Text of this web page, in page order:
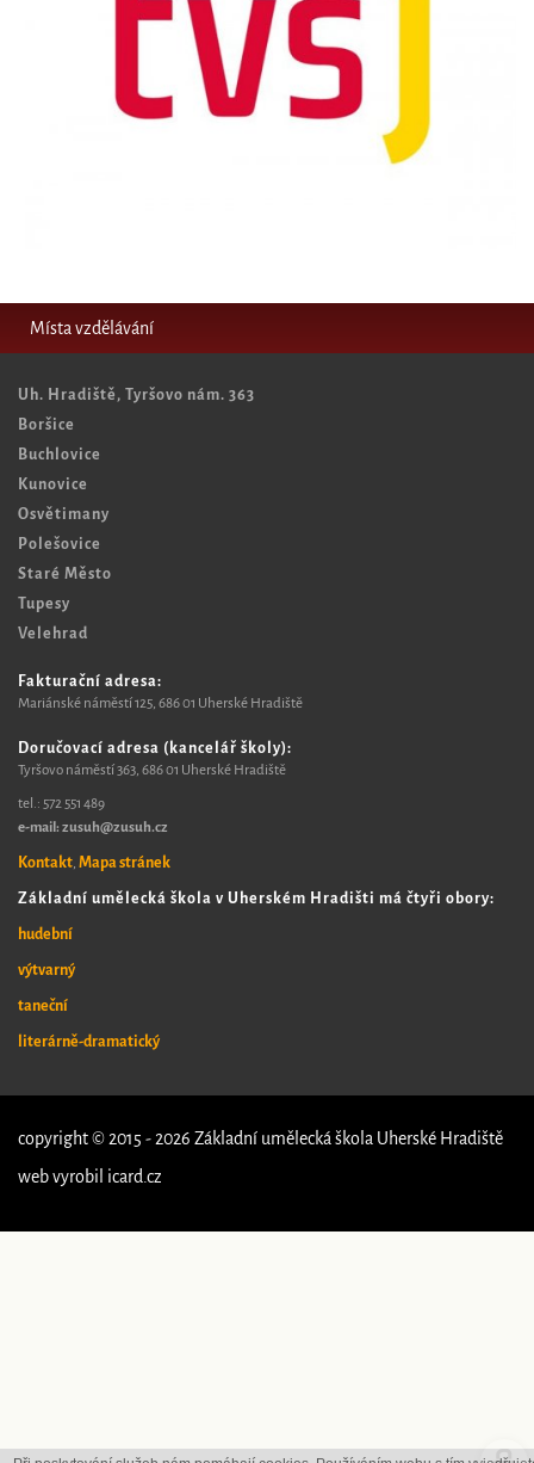
Místa vzdělávání
Uh. Hradiště, Tyršovo nám. 363
Boršice
Buchlovice
Kunovice
Osvětimany
Polešovice
Staré Město
Tupesy
Velehrad
Fakturační adresa:
Mariánské náměstí 125, 686 01 Uherské Hradiště
Doručovací adresa (kancelář školy):
Tyršovo náměstí 363, 686 01 Uherské Hradiště
tel.: 572 551 489​
e-mail: zusuh@zusuh.cz
Kontakt, Mapa stránek
Základní umělecká škola v Uherském Hradišti má čtyři obory:
hudební
výtvarný
taneční
literárně-dramatický
copyright © 2015 - 2026 Základní umělecká škola Uherské Hradiště
web vyrobil icard.cz